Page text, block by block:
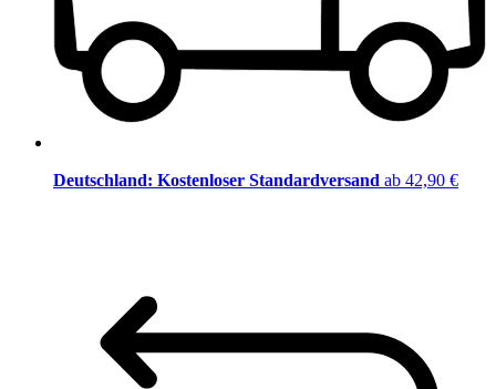
Deutschland: Kostenloser Standardversand ab 42,90 €